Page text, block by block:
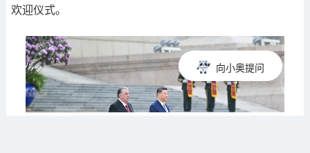
欢迎仪式。
向小奥提问